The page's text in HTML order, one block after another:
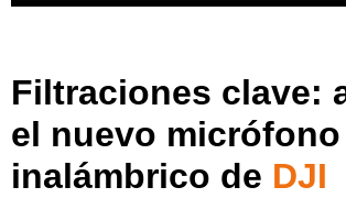
Filtraciones clave:
el nuevo micrófono
inalámbrico de DJI